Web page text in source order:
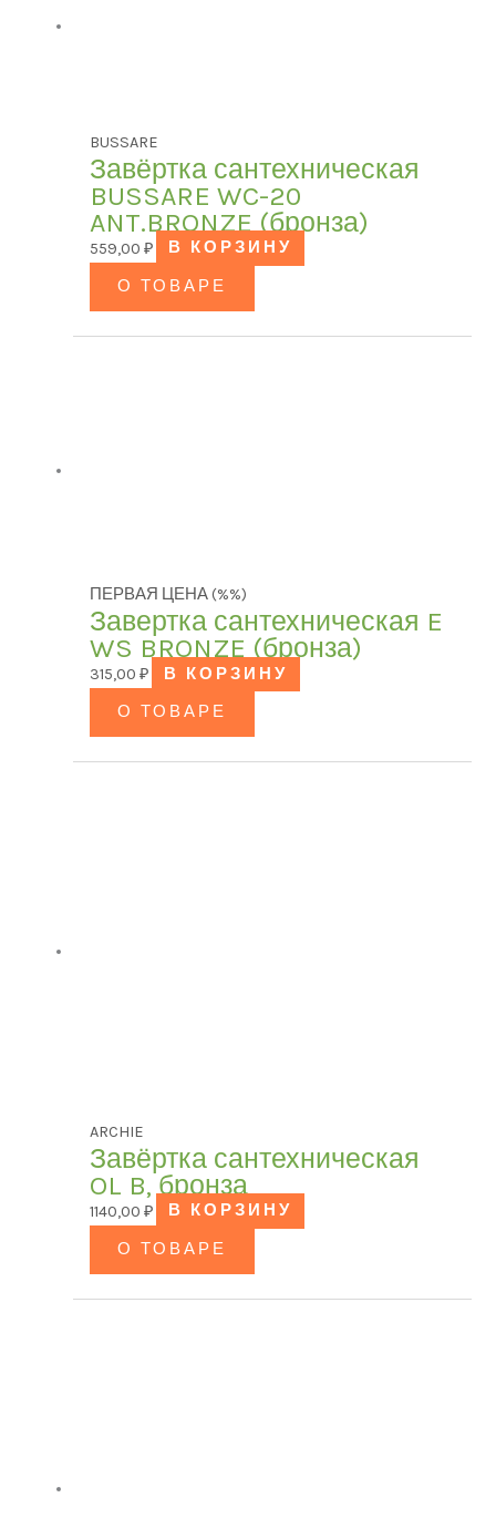
BUSSARE
Завёртка сантехническая
BUSSARE WC-20
ANT.BRONZE (бронза)
559,00 ₽
В КОРЗИНУ
О ТОВАРЕ
ПЕРВАЯ ЦЕНА (%%)
Завертка сантехническая E
WS BRONZE (бронза)
315,00 ₽
В КОРЗИНУ
О ТОВАРЕ
ARCHIE
Завёртка сантехническая
OL B, бронза
1140,00 ₽
В КОРЗИНУ
О ТОВАРЕ